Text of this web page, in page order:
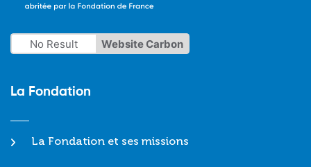
No Result Website Carbon
La Fondation
La Fondation et ses missions